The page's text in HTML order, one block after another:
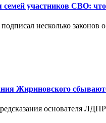
участников СВО:
несколько
Жириновского
основателя